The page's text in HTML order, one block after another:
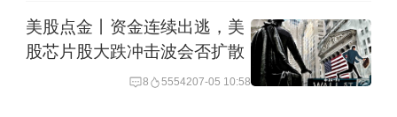
数走势。
美股点金丨资金连续出逃，美
股芯片股大跌冲击波会否扩散
8 5554207-05 10:58